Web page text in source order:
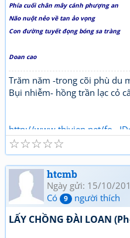
Phía cuối chân mây cánh phượng an
Não nuột nẻo về tan ảo vọng
Con đường tuyết đọng bóng sa tràng
Doan cao
Trăm năm -trong cõi phù du
Bụi nhiễm- hồng trần lạc cỏ
http://www.thivien.net/
☆
☆
☆
☆
☆
htcmb
Ngày gửi: 15/10/
Có
9 người thích
LẤY CHỒNG ĐÀI LOAN